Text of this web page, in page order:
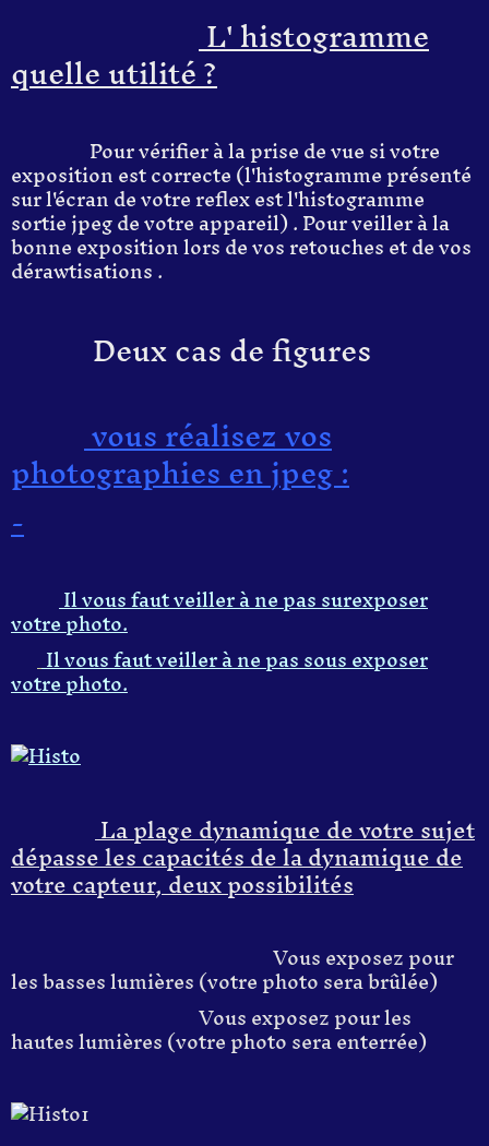
L' histogramme
quelle utilité ?
Pour vérifier à la prise de vue si votre
exposition est correcte (l'histogramme présenté
sur l'écran de votre reflex est l'histogramme
sortie jpeg de votre appareil) . Pour veiller à la
bonne exposition lors de vos retouches et de vos
dérawtisations .
Deux cas de figures
vous réalisez vos
photographies en jpeg :
-
Ilvous faut veillerà ne pas surexposer
votrephoto.
Il vous faut veillerà ne pas sous exposer
votrephoto.
La plage dynamique de votre sujet
dépasse les capacités de la dynamique de
votre capteur, deux possibilités
Vous exposez pour
les basses lumières (votre photo sera brûlée)
Vous exposez pour les
hautes lumières (votre photo sera enterrée)